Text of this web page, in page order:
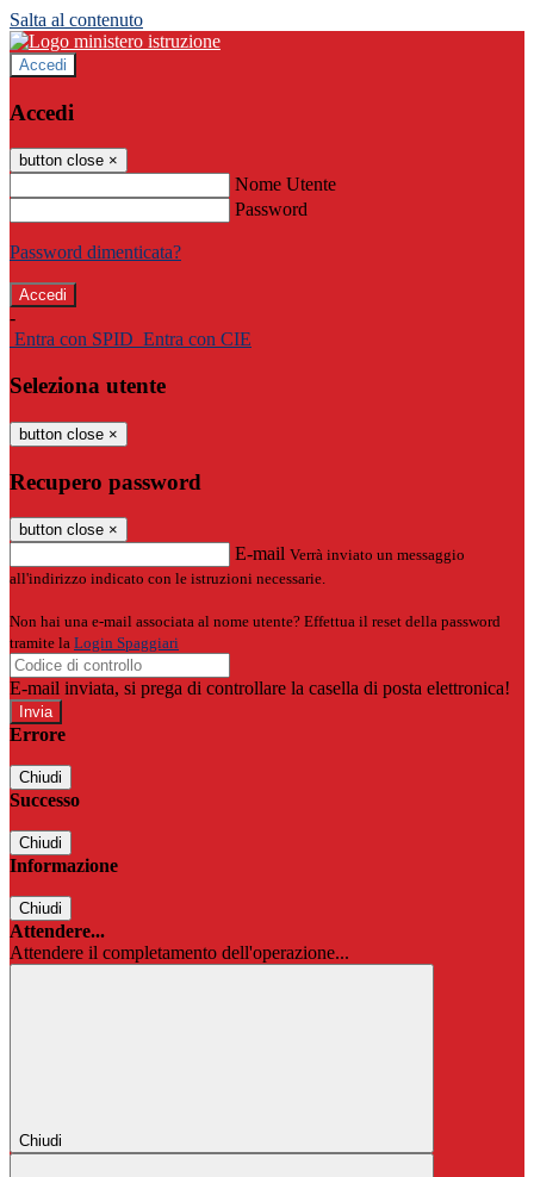
Salta al contenuto
Accedi
Accedi
button close ×
Nome Utente
Password
Password dimenticata?
-
Entra con SPID Entra con CIE
Seleziona utente
button close ×
Recupero password
button close ×
E-mail Verrà inviato un messaggio
all'indirizzo indicato con le istruzioni necessarie.
Non hai una e-mail associata al nome utente? Effettua il reset della password
tramite la Login Spaggiari
E-mail inviata, si prega di controllare la casella di posta elettronica!
Errore
Chiudi
Successo
Chiudi
Informazione
Chiudi
Attendere...
Attendere il completamento dell'operazione...
Chiudi